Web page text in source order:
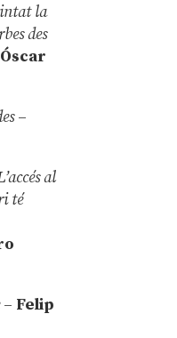
la
des
Óscar
–
al
té
– Felip